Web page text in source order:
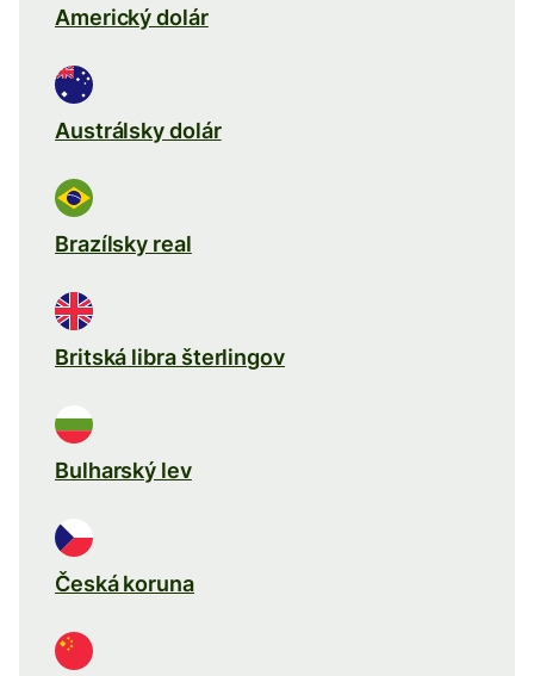
Americký dolár
Austrálsky dolár
Brazílsky real
Britská libra šterlingov
Bulharský lev
Česká koruna